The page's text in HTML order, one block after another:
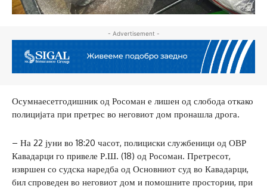
- Advertisement -
Осумнаесетгодишник од Росоман е лишен од слобода откако
полицијата при претрес во неговиот дом пронашла дрога.
– На 22 јуни во 18:20 часот, полициски службеници од ОВР
Кавадарци го привеле Р.Ш. (18) од Росоман. Претресот,
извршен со судска наредба од Основниот суд во Кавадарци,
бил спроведен во неговиот дом и помошните простории, при